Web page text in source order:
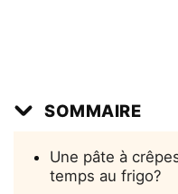
SOMMAIRE
Une pâte à
temps au frigo?